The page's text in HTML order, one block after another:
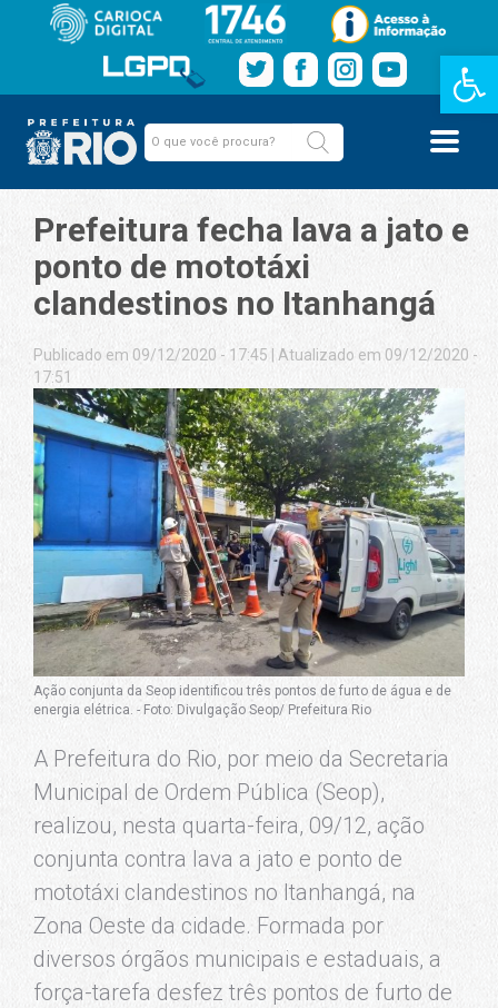
Barra de
Prefeitura fecha lava a jato e
ponto de mototáxi
clandestinos no Itanhangá
Publicado em 09/12/2020 - 17:45
Atualizado em 09/12/2020 -
17:51
Ação conjunta da Seop identificou três pontos de furto de água e de
energia elétrica. - Foto: Divulgação Seop/ Prefeitura Rio
A Prefeitura do Rio, por meio da Secretaria
Municipal de Ordem Pública (Seop),
realizou, nesta quarta-feira, 09/12, ação
conjunta contra lava a jato e ponto de
mototáxi clandestinos no Itanhangá, na
Zona Oeste da cidade. Formada por
diversos órgãos municipais e estaduais, a
força-tarefa desfez três pontos de furto de